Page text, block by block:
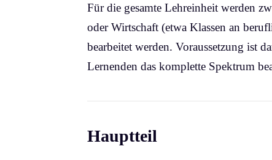
Für die gesamte Lehreinheit werden
oder Wirtschaft (etwa Klassen an
bearbeitet werden. Voraussetzung ist
Lernenden das komplette Spektrum
Hauptteil